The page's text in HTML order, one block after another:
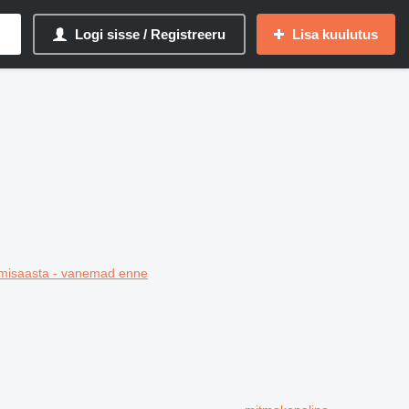
Logi sisse / Registreeru Lisa kuulutus
- vanemad enne